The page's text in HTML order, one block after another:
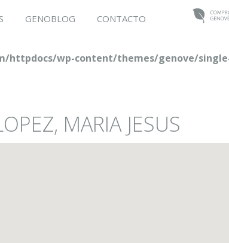
GENOBLOG CONTACTO
httpdocs/wp-content/themes/genove/
MARIA JESUS